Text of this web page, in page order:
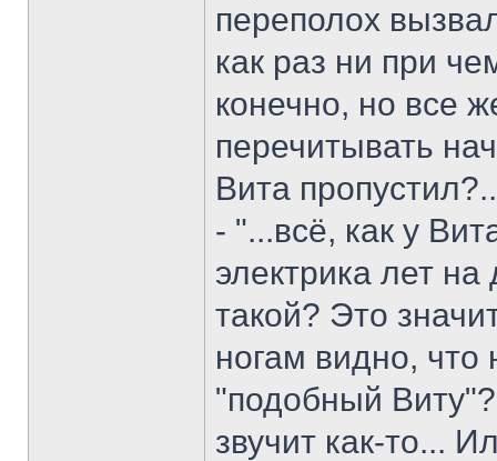
переполох
как раз ни при
конечно, но все
перечитывать
Вита
- "...всё, как у
электрика лет на
такой? Это
ногам видно, что
"подобный Виту"?
звучит как-то...